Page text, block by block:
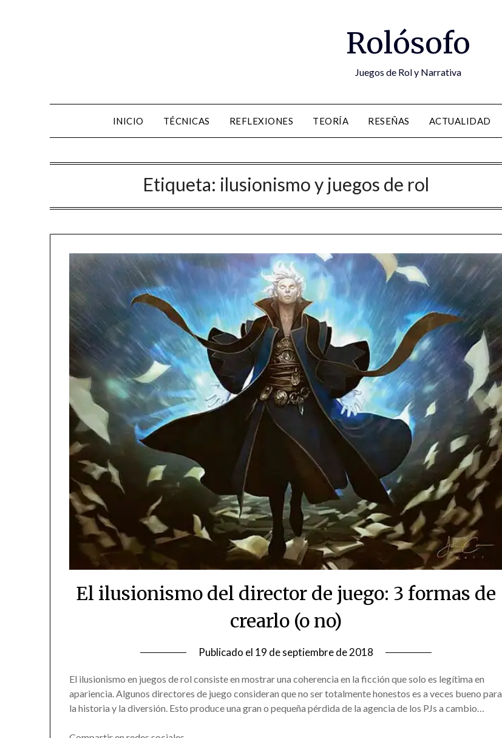
Rolósofo
Juegos de Rol y Narrativa
INICIO TÉCNICAS REFLEXIONES TEORÍA RESEÑAS ACTUALIDAD
Etiqueta: ilusionismo y juegos de rol
El ilusionismo del director de juego: 3 formas de
crearlo (o no)
Publicado el 19 de septiembre de 2018
El ilusionismo en juegos de rol consiste en mostrar una coherencia en la ficción que solo es legítima en
apariencia. Algunos directores de juego consideran que no ser totalmente honestos es a veces bueno para
la historia y la diversión. Esto produce una gran o pequeña pérdida de la agencia de los PJs a cambio…